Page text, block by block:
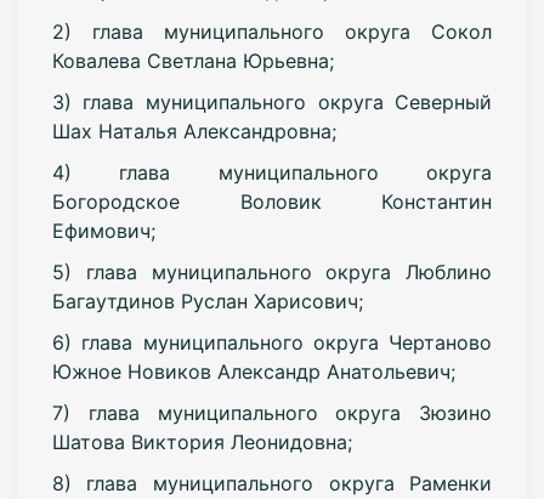
2) глава муниципального округа Сокол
Ковалева Светлана Юрьевна;
3) глава муниципального округа Северный
Шах Наталья Александровна;
4) глава муниципального округа
Богородское Воловик Константин
Ефимович;
5) глава муниципального округа Люблино
Багаутдинов Руслан Харисович;
6) глава муниципального округа Чертаново
Южное Новиков Александр Анатольевич;
7) глава муниципального округа Зюзино
Шатова Виктория Леонидовна;
8) глава муниципального округа Раменки